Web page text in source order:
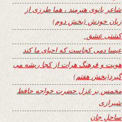
شاعر بانوی هنرمند ، هما طرزی از
زبان خودش (بخش دوم)
کشتی عشق
عیسا دمی کجاست که احیای ما کند
هویت و فرهنگ هرات از کجا ریشه می
گیرد(بخش هفتم)
مخمس بر غزل حضرت خواجه حافظ
شیرازی
ساحلِ جان